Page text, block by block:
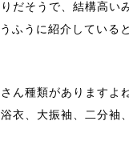
だそうで、結構高い
ふうに紹介している
ん種類がありますよ
衣、大振袖、二分袖